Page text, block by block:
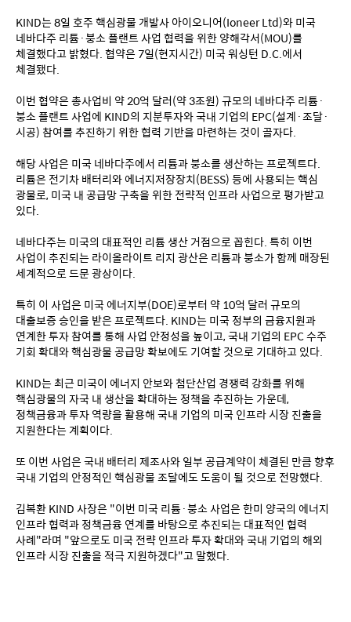
KIND는 8일 호주 핵심광물 개발사 아이오니어(Ioneer Ltd)와 미국
네바다주 리튬·붕소 플랜트 사업 협력을 위한 양해각서(MOU)를
체결했다고 밝혔다. 협약은 7일(현지시간) 미국 워싱턴 D.C.에서
체결됐다.
이번 협약은 총사업비 약 20억 달러(약 3조원) 규모의 네바다주 리튬·
붕소 플랜트 사업에 KIND의 지분투자와 국내 기업의 EPC(설계·조달·
시공) 참여를 추진하기 위한 협력 기반을 마련하는 것이 골자다.
해당 사업은 미국 네바다주에서 리튬과 붕소를 생산하는 프로젝트다.
리튬은 전기차 배터리와 에너지저장장치(BESS) 등에 사용되는 핵심
광물로, 미국 내 공급망 구축을 위한 전략적 인프라 사업으로 평가받고
있다.
네바다주는 미국의 대표적인 리튬 생산 거점으로 꼽힌다. 특히 이번
사업이 추진되는 라이올라이트 리지 광산은 리튬과 붕소가 함께 매장된
세계적으로 드문 광상이다.
특히 이 사업은 미국 에너지부(DOE)로부터 약 10억 달러 규모의
대출보증 승인을 받은 프로젝트다. KIND는 미국 정부의 금융지원과
연계한 투자 참여를 통해 사업 안정성을 높이고, 국내 기업의 EPC 수주
기회 확대와 핵심광물 공급망 확보에도 기여할 것으로 기대하고 있다.
KIND는 최근 미국이 에너지 안보와 첨단산업 경쟁력 강화를 위해
핵심광물의 자국 내 생산을 확대하는 정책을 추진하는 가운데,
정책금융과 투자 역량을 활용해 국내 기업의 미국 인프라 시장 진출을
지원한다는 계획이다.
또 이번 사업은 국내 배터리 제조사와 일부 공급계약이 체결된 만큼 향후
국내 기업의 안정적인 핵심광물 조달에도 도움이 될 것으로 전망했다.
김복환 KIND 사장은 "이번 미국 리튬·붕소 사업은 한미 양국의 에너지
인프라 협력과 정책금융 연계를 바탕으로 추진되는 대표적인 협력
사례"라며 "앞으로도 미국 전략 인프라 투자 확대와 국내 기업의 해외
인프라 시장 진출을 적극 지원하겠다"고 말했다.